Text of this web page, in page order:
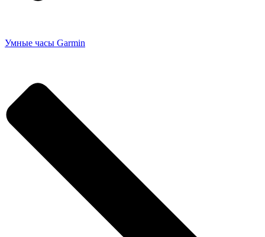
Умные часы Garmin